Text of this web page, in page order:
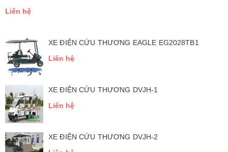
Liên hệ
XE ĐIỆN CỨU THƯƠNG EAGLE EG2028TB1
Liên hệ
XE ĐIỆN CỨU THƯƠNG DVJH-1
Liên hệ
XE ĐIỆN CỨU THƯƠNG DVJH-2